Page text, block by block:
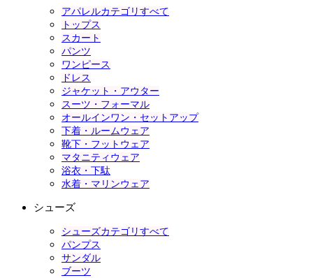
アパレルカテゴリすべて
トップス
スカート
パンツ
ワンピース
ドレス
ジャケット・アウター
スーツ・フォーマル
オールインワン・セットアップ
下着・ルームウェア
靴下・フットウェア
マタニティウェア
浴衣・下駄
水着・マリンウェア
シューズ
シューズカテゴリすべて
パンプス
サンダル
ブーツ